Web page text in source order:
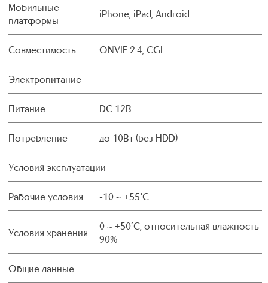
Мобильные
платформы
iPhone, iPad, Android
Совместимость ONVIF 2.4, CGI
Электропитание
Питание DC 12В
Потребление до 10Вт (без HDD)
Условия эксплуатации
Рабочие условия -10 ~ +55°C
Условия хранения
0 ~ +50°C, относительная влажность
90%
Общие данные